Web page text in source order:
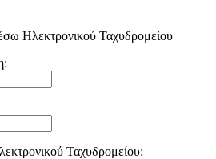
Ηλεκτρονικού Ταχυδρομείου
Ταχυδρομείου: